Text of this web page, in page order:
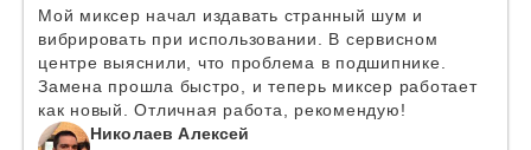
Мой миксер начал издавать странный шум и
вибрировать при использовании. В сервисном
центре выяснили, что проблема в подшипнике.
Замена прошла быстро, и теперь миксер работает
как новый. Отличная работа, рекомендую!
Николаев Алексей